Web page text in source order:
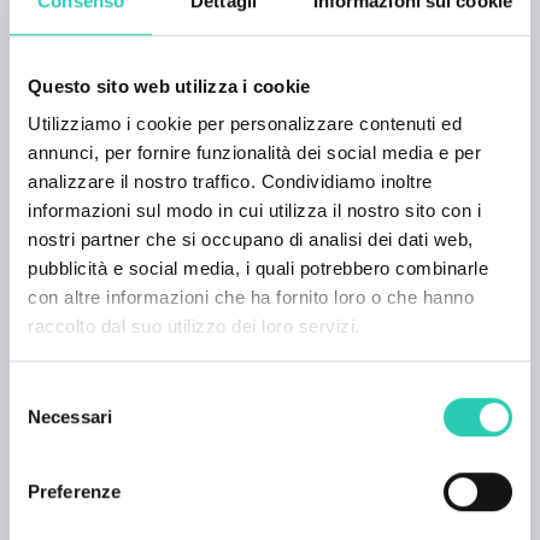
Questo sito web utilizza i cookie
Utilizziamo i cookie per personalizzare contenuti ed
annunci, per fornire funzionalità dei social media e per
analizzare il nostro traffico. Condividiamo inoltre
informazioni sul modo in cui utilizza il nostro sito con i
nostri partner che si occupano di analisi dei dati web,
pubblicità e social media, i quali potrebbero combinarle
con altre informazioni che ha fornito loro o che hanno
raccolto dal suo utilizzo dei loro servizi.
delNecessari
Preferenze
Dieser Palast aus dem 16. Jahrhundert bietet
Aufenthalt in Gorizia nahe dem Schloss.
Das Grand Hotel Entourage war einst die
Heimat des Hofes von König Karl X. Es wurde
komplett renoviert, wobei alle seine
majestätischen Merkmale erhalten blieben und
mit moderner Ausstattung verbunden wurden.
Jedes Zimmer und jede Suite ist elegant
eingerichtet, einige sind sogar mit Antiquitäten
ausgestattet. Aus den Unterkünften
überblicken Sie den Platz, den Rosengarten,
den Park oder das Schloss. Im gesamten Hotel
steht Ihnen kostenfreies WLAN zur Verfügung.
Während Ihres Aufenthaltes im Grand Hotel